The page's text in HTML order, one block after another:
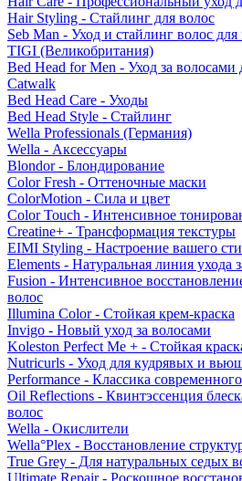
Hair Styling - Стайлинг для волос
Seb Man - Уход и стайлинг волос
TIGI (Великобритания)
Bed Head for Men - Уход за
Catwalk
Bed Head Care - Уходы
Bed Head Style - Стайлинг
Wella Professionals (Германия)
Wella - Аксессуары
Blondor - Блондирование
Color Fresh - Оттеночные маски
ColorMotion - Сила и цвет
Color Touch - Интенсивное
Creatine+ - Трансформация текстуры
EIMI Styling - Настроение вашего
Elements - Натуральная линия ухода
Fusion - Интенсивное
волос
Illumina Color - Стойкая крем-краска
Invigo - Новый уход за волосами
Koleston Perfect Me + - Стойкая
Nutricurls - Уход для кудрявых и
Performance - Классика
Oil Reflections - Квинтэссенция
волос
Wella - Окислители
Wella°Plex - Восстановление
True Grey - Для натуральных седых
Ultimate Repair - Роскошное